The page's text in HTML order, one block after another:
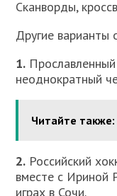
Сканворды,
Другие варианты
1.
неоднократный
Читайте также:
2. Российский
вместе с Ириной
играх в Сочи.